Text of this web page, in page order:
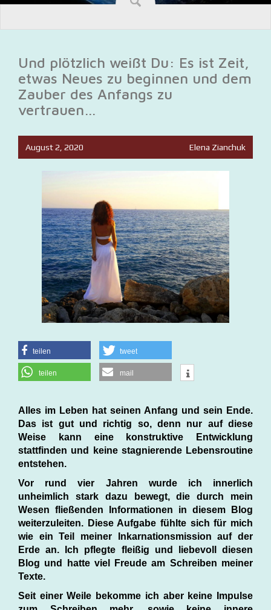
Und plötzlich weißt Du: Es ist Zeit,
etwas Neues zu beginnen und dem
Zauber des Anfangs zu
vertrauen…
August 2, 2020 Elena Zianchuk
teilen tweet
teilen mail
Alles im Leben hat seinen Anfang und sein Ende.
Das ist gut und richtig so, denn nur auf diese
Weise kann eine konstruktive Entwicklung
stattfinden und keine stagnierende Lebensroutine
entstehen.
Vor rund vier Jahren wurde ich innerlich
unheimlich stark dazu bewegt, die durch mein
Wesen fließenden Informationen in diesem Blog
weiterzuleiten. Diese Aufgabe fühlte sich für mich
wie ein Teil meiner Inkarnationsmission auf der
Erde an. Ich pflegte fleißig und liebevoll diesen
Blog und hatte viel Freude am Schreiben meiner
Texte.
Seit einer Weile bekomme ich aber keine Impulse